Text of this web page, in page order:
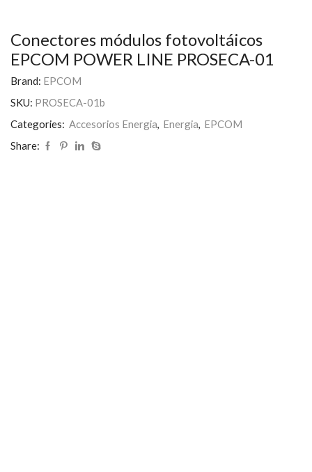
Conectores módulos fotovoltáicos
EPCOM POWER LINE PROSECA-01
Brand: EPCOM
SKU: PROSECA-01b
Categories: Accesorios Energia, Energia, EPCOM
Share: